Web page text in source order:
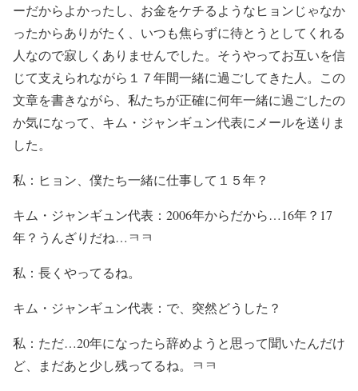
ーだからよかったし、お金をケチるようなヒョンじゃなか
ったからありがたく、いつも焦らずに待とうとしてくれる
人なので寂しくありませんでした。そうやってお互いを信
じて支えられながら１７年間一緒に過ごしてきた人。この
文章を書きながら、私たちが正確に何年一緒に過ごしたの
か気になって、キム・ジャンギュン代表にメールを送りま
した。
私：ヒョン、僕たち一緒に仕事して１５年？
キム・ジャンギュン代表：2006年からだから…16年？17
年？うんざりだね…ㅋㅋ
私：長くやってるね。
キム・ジャンギュン代表：で、突然どうした？
私：ただ…20年になったら辞めようと思って聞いたんだけ
ど、まだあと少し残ってるね。ㅋㅋ